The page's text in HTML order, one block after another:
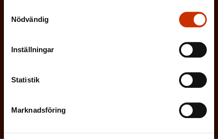
Nödvändig
Inställningar
Statistik
Marknadsföring
Prenumerera